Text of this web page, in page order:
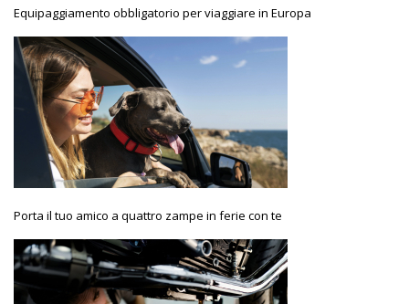
Equipaggiamento obbligatorio per viaggiare in Europa
Porta il tuo amico a quattro zampe in ferie con te